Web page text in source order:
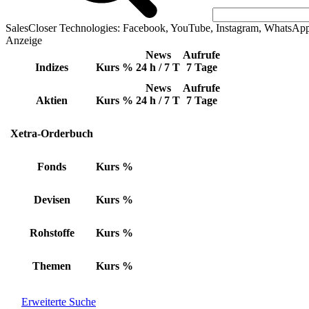
SalesCloser Technologies: Facebook, YouTube, Instagram,
Anzeige
Indizes Kurs %
News
24 h / 7 T
Aufrufe
7 Tage
Aktien Kurs %
News
24 h / 7 T
Aufrufe
7 Tage
Xetra-Orderbuch
Fonds Kurs %
Devisen Kurs %
Rohstoffe Kurs %
Themen Kurs %
Erweiterte Suche